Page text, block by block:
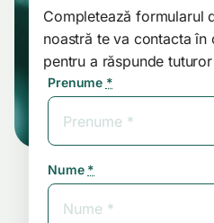
Completează formularul
noastră te va contacta în
pentru a răspunde
Prenume *
Nume *